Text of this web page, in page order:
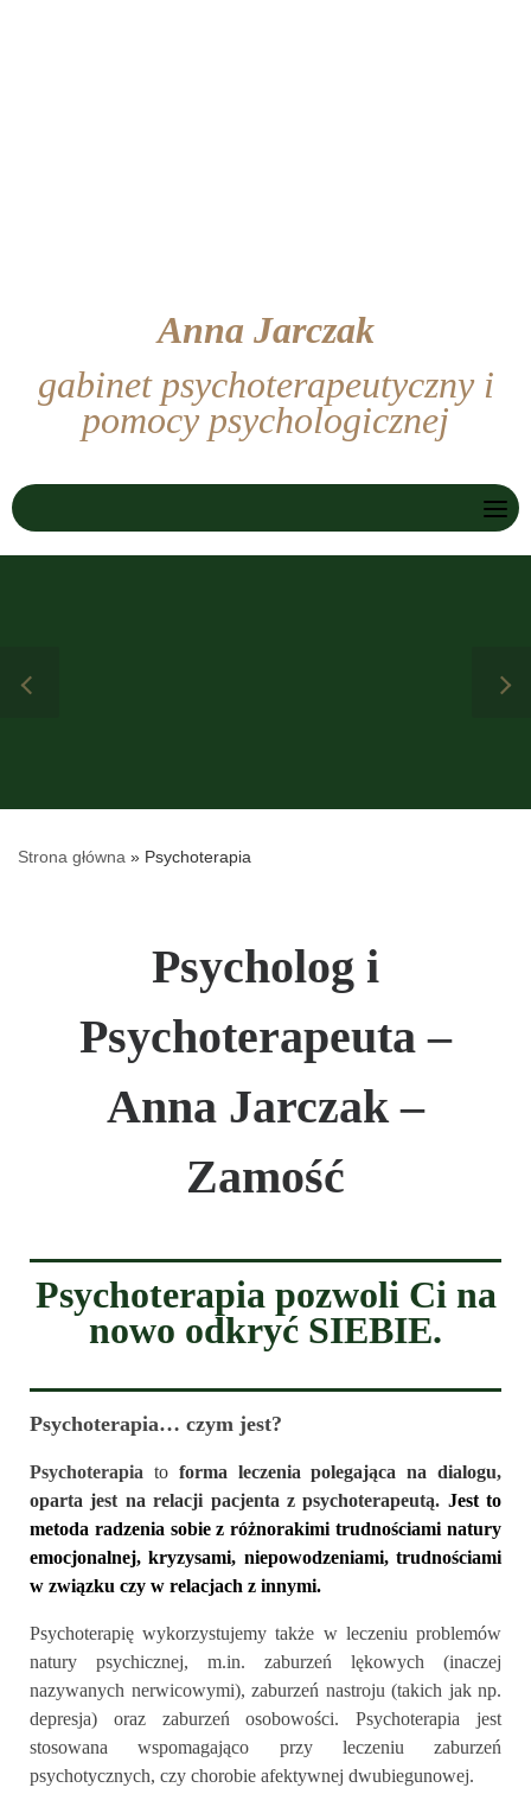
Anna Jarczak
gabinet psychoterapeutyczny i
pomocy psychologicznej
Strona główna » Psychoterapia
Psycholog i
Psychoterapeuta –
Anna Jarczak –
Zamość
Psychoterapia pozwoli Ci na
nowo odkryć SIEBIE.
Psychoterapia… czym jest?
Psychoterapia to forma leczenia polegająca na dialogu,
oparta jest na relacji pacjenta z psychoterapeutą. Jest to
metoda radzenia sobie z różnorakimi trudnościami natury
emocjonalnej, kryzysami, niepowodzeniami, trudnościami
w związku czy w relacjach z innymi.
Psychoterapię wykorzystujemy także w leczeniu problemów
natury psychicznej, m.in. zaburzeń lękowych (inaczej
nazywanych nerwicowymi), zaburzeń nastroju (takich jak np.
depresja) oraz zaburzeń osobowości. Psychoterapia jest
stosowana wspomagająco przy leczeniu zaburzeń
psychotycznych, czy chorobie afektywnej dwubiegunowej.